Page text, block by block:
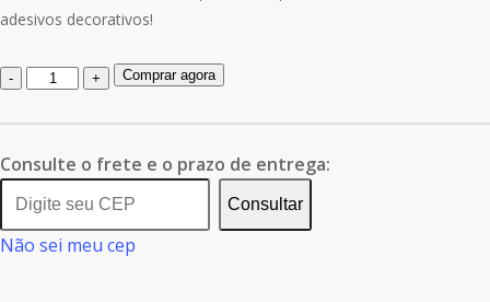
adesivos decorativos!
Quantidade
Adesivo
Praia
Paisagem
Comprar agora
Consulte o frete e o prazo de entrega:
Consultar
Não sei meu cep